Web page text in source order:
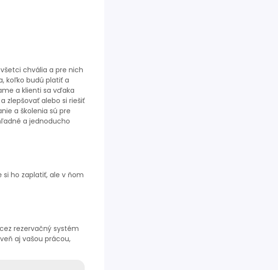
chvália a pre nich
koľko budú platiť a
a klienti sa vďaka
zlepšovať alebo si riešiť
a školenia sú pre
a jednoducho
si ho zaplatiť, ale v ňom
rezervačný systém
aj vašou prácou,